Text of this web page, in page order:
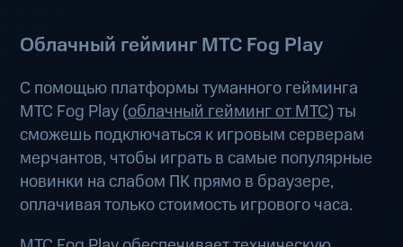
Облачный гейминг МТС Fog Play
С помощью платформы туманного гейминга
МТС Fog Play (облачный гейминг от МТС) ты
сможешь подключаться к игровым серверам
мерчантов, чтобы играть в самые популярные
новинки на слабом ПК прямо в браузере,
оплачивая только стоимость игрового часа.